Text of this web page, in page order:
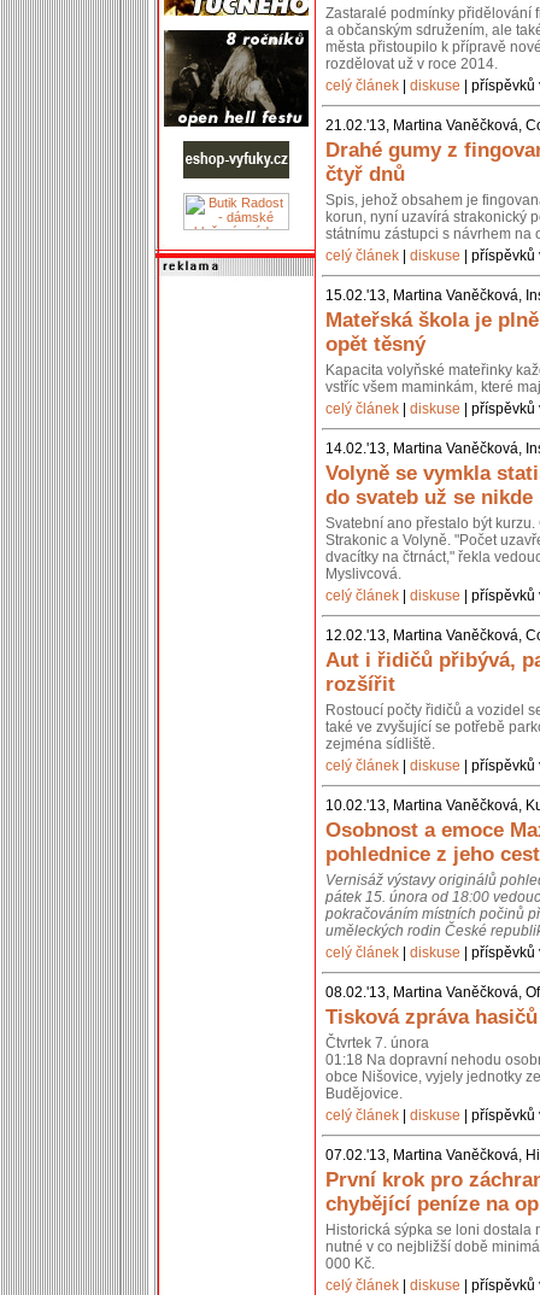
Zastaralé podmínky přidělování
a občanským sdružením, ale
města přistoupilo k přípravě
rozdělovat už v roce 2014.
celý článek
diskuse |
21.02.'13, Martina Vaněčková,
Drahé gumy z
čtyř dnů
Spis, jehož obsahem je
korun, nyní uzavírá strakonický
státnímu zástupci s návrhem na
celý článek
diskuse |
15.02.'13, Martina Vaněčková,
Mateřská škola je
opět těsný
Kapacita volyňské mateřinky
vstříc všem maminkám, které
celý článek
diskuse |
14.02.'13, Martina Vaněčková,
Volyně se vymkla
do svateb už se nikde
Svatební ano přestalo být
Strakonic a Volyně. "Počet
dvacítky na čtrnáct," řekla
Myslivcová.
celý článek
diskuse |
12.02.'13, Martina Vaněčková,
Aut i řidičů přibývá,
rozšířit
Rostoucí počty řidičů a vozidel
také ve zvyšující se potřebě
zejména sídliště.
celý článek
diskuse |
10.02.'13, Martina Vaněčková,
Osobnost a emoce
pohlednice z jeho cest
Vernisáž výstavy originálů
pátek 15. února od 18:00
pokračováním místních počinů
uměleckých rodin České
celý článek
diskuse |
08.02.'13, Martina Vaněčková,
Tisková zpráva
Čtvrtek 7. února
01:18 Na dopravní nehodu
obce Nišovice, vyjely jednotky
Budějovice.
celý článek
diskuse |
07.02.'13, Martina Vaněčková,
První krok pro
chybějící peníze na
Historická sýpka se loni
nutné v co nejbližší době
000 Kč.
celý článek
diskuse |